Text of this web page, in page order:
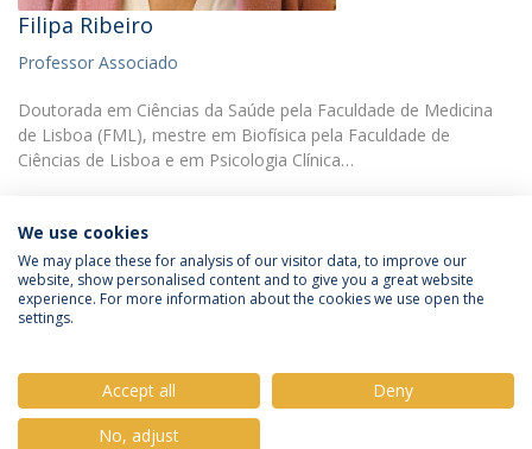
Filipa Ribeiro
Professor Associado
Doutorada em Ciências da Saúde pela Faculdade de Medicina
de Lisboa (FML), mestre em Biofísica pela Faculdade de
Ciências de Lisboa e em Psicologia Clínica…
Política de Privacidade
Termos e Condições
We use cookies
We may place these for analysis of our visitor data, to improve our
website, show personalised content and to give you a great website
experience. For more information about the cookies we use open the
settings.
Accept all
Deny
No, adjust